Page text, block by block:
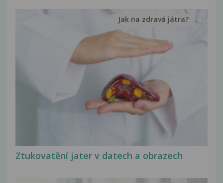
Ztukovatění jater v datech a obrazech
Jak na zdravá játra?